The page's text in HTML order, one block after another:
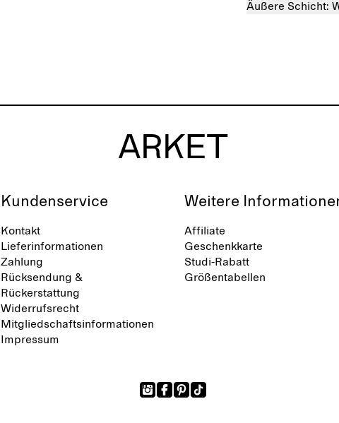
Äußere Schicht:
Kundenservice
Kontakt
Lieferinformationen
Zahlung
Rücksendung &
Rückerstattung
Widerrufsrecht
Mitgliedschaftsinformationen
Impressum
Weitere
Affiliate
Geschenkkarte
Studi-Rabatt
Größentabellen